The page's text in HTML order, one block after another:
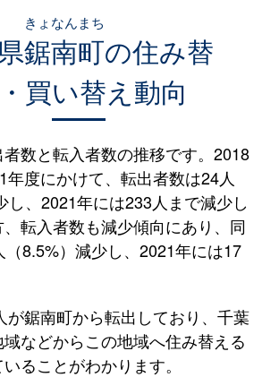
鋸南町
きょなんまち
の住み替
買い替え動向
数と転入者数の推移です。2018
年度にかけて、転出者数は24人
し、2021年には233人まで減少し
、転入者数も減少傾向にあり、同
（8.5%）減少し、2021年には17
が鋸南町から転出しており、千葉
などからこの地域へ住み替える
ることがわかります。